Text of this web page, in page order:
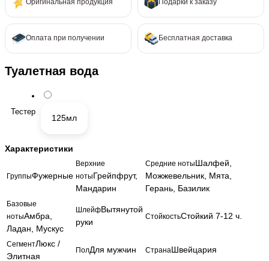
Оригинальная продукция Подарки к заказу
Оплата при получении Бесплатная доставка
Туалетная вода
Тестер
125мл
Характеристики
ГруппыФужерные
Верхние
нотыГрейпфрут,
Мандарин
Средние нотыШалфей,
Можжевельник, Мята,
Герань, Базилик
Базовые
нотыАмбра,
Ладан, Мускус
ШлейфВытянутой
руки
СтойкостьСтойкий 7-12 ч.
СегментЛюкс /
Элитная
ПолДля мужчин СтранаШвейцария